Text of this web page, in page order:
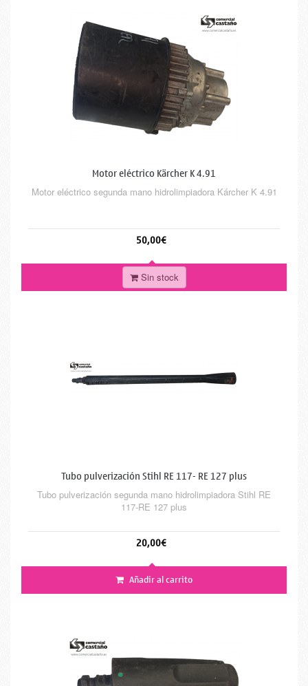
Motor eléctrico Kärcher K 4.91
Motor eléctrico segunda mano hidrolimpiadora Kárcher K 4.91
50,00€
Sin stock
Tubo pulverización Stihl RE 117- RE 127 plus
Tubo pulverización segunda mano hidrolimpiadora Stihl RE
117-RE 127 plus
20,00€
Añadir al carrito